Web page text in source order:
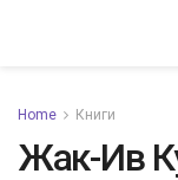
Home Книги
Жак-­Ив